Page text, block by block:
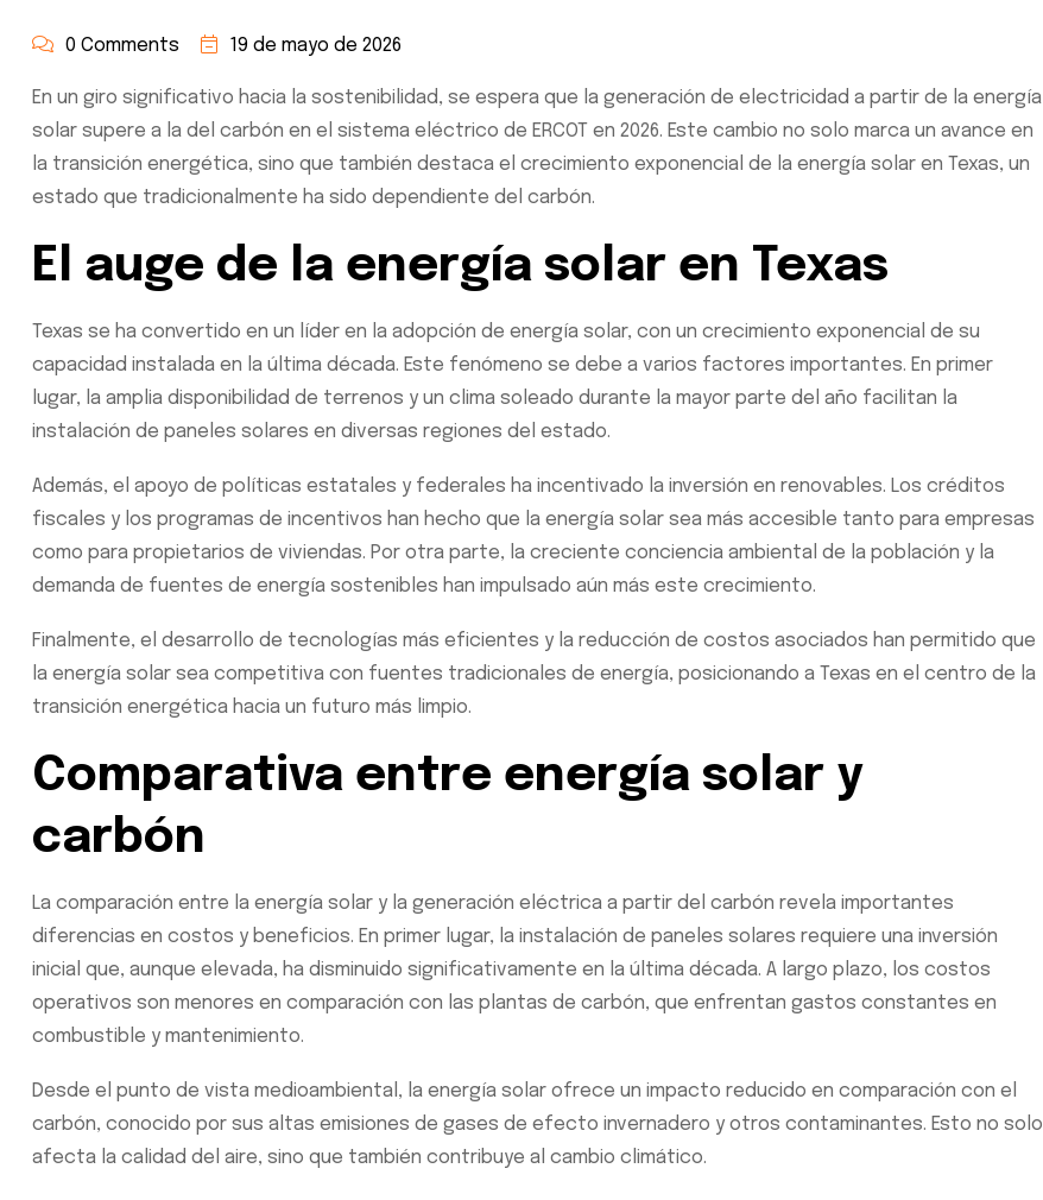
0 Comments 19 de mayo de 2026
En un giro significativo hacia la sostenibilidad, se espera que la generación de electricidad a partir de la energía
solar supere a la del carbón en el sistema eléctrico de ERCOT en 2026. Este cambio no solo marca un avance en
la transición energética, sino que también destaca el crecimiento exponencial de la energía solar en Texas, un
estado que tradicionalmente ha sido dependiente del carbón.
El auge de la energía solar en Texas
Texas se ha convertido en un líder en la adopción de energía solar, con un crecimiento exponencial de su
capacidad instalada en la última década. Este fenómeno se debe a varios factores importantes. En primer
lugar, la amplia disponibilidad de terrenos y un clima soleado durante la mayor parte del año facilitan la
instalación de paneles solares en diversas regiones del estado.
Además, el apoyo de políticas estatales y federales ha incentivado la inversión en renovables. Los créditos
fiscales y los programas de incentivos han hecho que la energía solar sea más accesible tanto para empresas
como para propietarios de viviendas. Por otra parte, la creciente conciencia ambiental de la población y la
demanda de fuentes de energía sostenibles han impulsado aún más este crecimiento.
Finalmente, el desarrollo de tecnologías más eficientes y la reducción de costos asociados han permitido que
la energía solar sea competitiva con fuentes tradicionales de energía, posicionando a Texas en el centro de la
transición energética hacia un futuro más limpio.
Comparativa entre energía solar y
carbón
La comparación entre la energía solar y la generación eléctrica a partir del carbón revela importantes
diferencias en costos y beneficios. En primer lugar, la instalación de paneles solares requiere una inversión
inicial que, aunque elevada, ha disminuido significativamente en la última década. A largo plazo, los costos
operativos son menores en comparación con las plantas de carbón, que enfrentan gastos constantes en
combustible y mantenimiento.
Desde el punto de vista medioambiental, la energía solar ofrece un impacto reducido en comparación con el
carbón, conocido por sus altas emisiones de gases de efecto invernadero y otros contaminantes. Esto no solo
afecta la calidad del aire, sino que también contribuye al cambio climático.